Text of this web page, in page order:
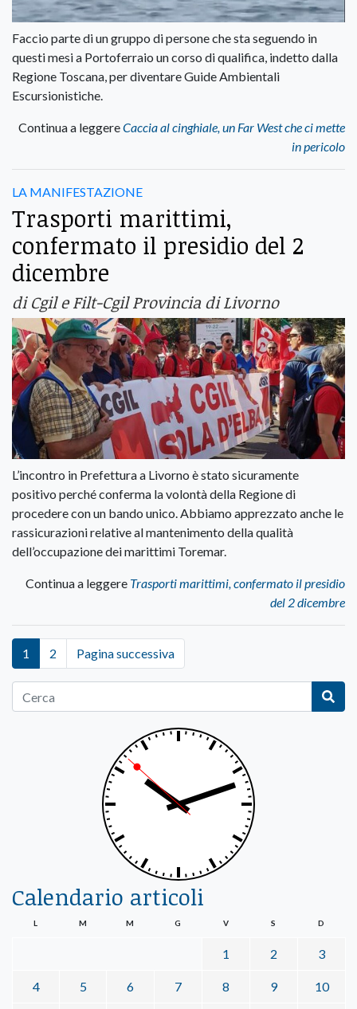
Faccio parte di un gruppo di persone che sta seguendo in
questi mesi a Portoferraio un corso di qualifica, indetto dalla
Regione Toscana, per diventare Guide Ambientali
Escursionistiche.
Continua a leggereCaccia al cinghiale, un Far West che ci mette
in pericolo
LA MANIFESTAZIONE
Trasporti marittimi,
confermato il presidio del 2
dicembre
di Cgil e Filt-Cgil Provincia di Livorno
L’incontro in Prefettura a Livorno è stato sicuramente
positivo perché conferma la volontà della Regione di
procedere con un bando unico. Abbiamo apprezzato anche le
rassicurazioni relative al mantenimento della qualità
dell’occupazione dei marittimi Toremar.
Continua a leggere Trasporti marittimi, confermato il presidio
del 2 dicembre
1 2 Pagina successiva
Calendario articoli
L M M G V S D
1 2 3
4 5 6 7 8 9 10